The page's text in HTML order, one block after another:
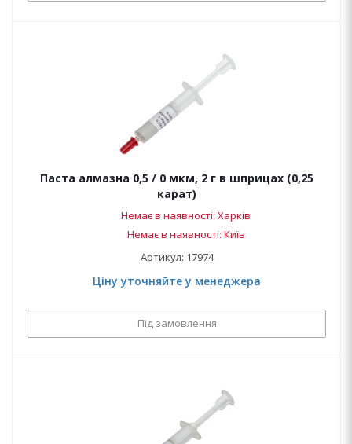
Паста алмазна 0,5 / 0 мкм, 2 г в шприцах (0,25
карат)
Немає в наявності: Харків
Немає в наявності: Київ
Артикул: 17974
Ціну уточняйте у менеджера
Під замовлення